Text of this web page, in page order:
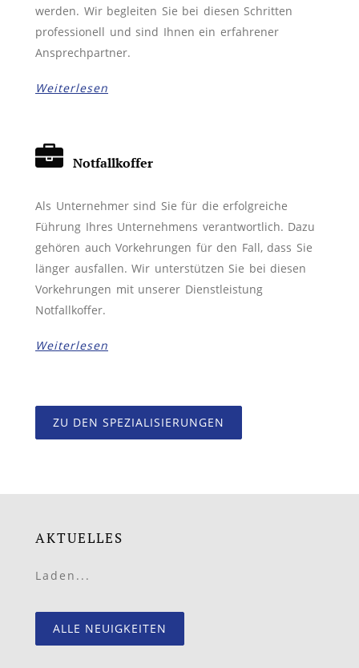
werden. Wir begleiten Sie bei diesen Schritten
professionell und sind Ihnen ein erfahrener
Ansprechpartner.
Weiterlesen
Notfallkoffer
Als Unternehmer sind Sie für die erfolgreiche
Führung Ihres Unternehmens verantwortlich. Dazu
gehören auch Vorkehrungen für den Fall, dass Sie
länger ausfallen. Wir unterstützen Sie bei diesen
Vorkehrungen mit unserer Dienstleistung
Notfallkoffer.
Weiterlesen
ZU DEN SPEZIALISIERUNGEN
AKTUELLES
Laden...
ALLE NEUIGKEITEN